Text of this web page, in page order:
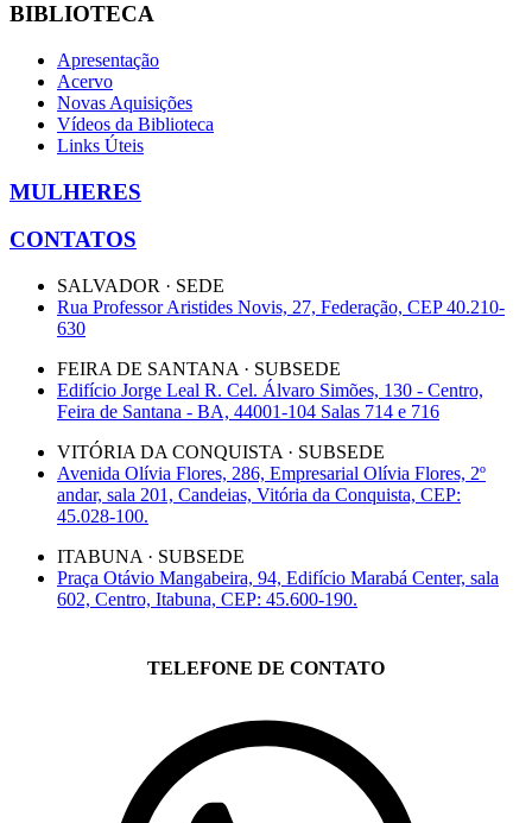
BIBLIOTECA
Apresentação
Acervo
Novas Aquisições
Vídeos da Biblioteca
Links Úteis
MULHERES
CONTATOS
SALVADOR · SEDE
Rua Professor Aristides Novis, 27, Federação, CEP 40.210-
630
FEIRA DE SANTANA · SUBSEDE
Edifício Jorge Leal R. Cel. Álvaro Simões, 130 - Centro,
Feira de Santana - BA, 44001-104 Salas 714 e 716
VITÓRIA DA CONQUISTA · SUBSEDE
Avenida Olívia Flores, 286, Empresarial Olívia Flores, 2º
andar, sala 201, Candeias, Vitória da Conquista, CEP:
45.028-100.
ITABUNA · SUBSEDE
Praça Otávio Mangabeira, 94, Edifício Marabá Center, sala
602, Centro, Itabuna, CEP: 45.600-190.
TELEFONE DE CONTATO